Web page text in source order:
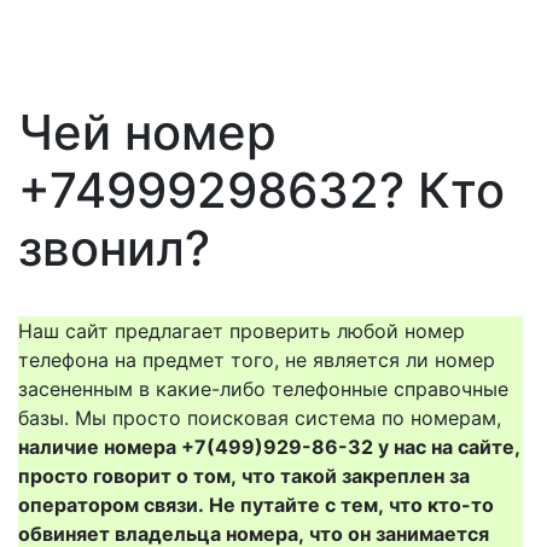
Чей номер
+74999298632? Кто
звонил?
Наш сайт предлагает проверить любой номер
телефона на предмет того, не является ли номер
засененным в какие-либо телефонные справочные
базы. Мы просто поисковая система по номерам,
наличие номера +7(499)929-86-32 у нас на сайте,
просто говорит о том, что такой закреплен за
оператором связи. Не путайте с тем, что кто-то
обвиняет владельца номера, что он занимается